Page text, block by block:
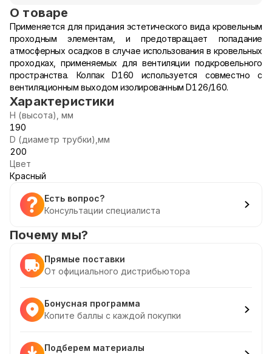
О товаре
Применяется для придания эстетического вида кровельным
проходным элементам, и предотвращает попадание
атмосферных осадков в случае использования в кровельных
проходках, применяемых для вентиляции подкровельного
пространства. Колпак D160 используется совместно с
вентиляционным выходом изолированным D126/160.
Характеристики
Н (высота), мм
190
D (диаметр трубки),мм
200
Цвет
Красный
Есть вопрос?
Консультации специалиста
Почему мы?
Прямые поставки
От официального дистрибьютора
Бонусная программа
Копите баллы с каждой покупки
Подберем материалы